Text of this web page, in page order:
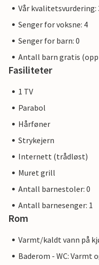
Vår kvalitetsvurdering:
Senger for voksne: 4
Senger for barn: 0
Antall barn gratis
Fasiliteter
1 TV
Parabol
Hårføner
Strykejern
Internett (trådløst)
Muret grill
Antall barnestoler: 0
Antall barnesenger: 1
Rom
Varmt/kaldt vann på
Baderom - WC: Varmt